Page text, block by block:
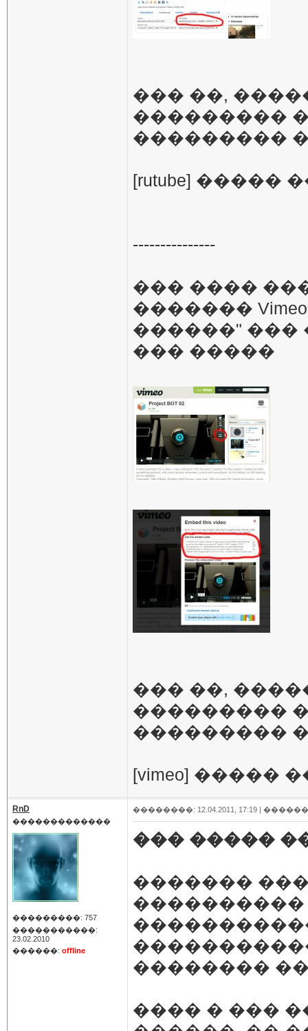
��� ��,
���������
���������
[rutube] �����
---------------
��� ����
�������
������"
��� �����
��� ��,
���������
���������
[vimeo] �����
RnD
�������������
���������: 757
�����������:
23.02.2010
������: offline
��������: 12.04.2011, 17:19 |
��� �����
�������
��������
���� � ���